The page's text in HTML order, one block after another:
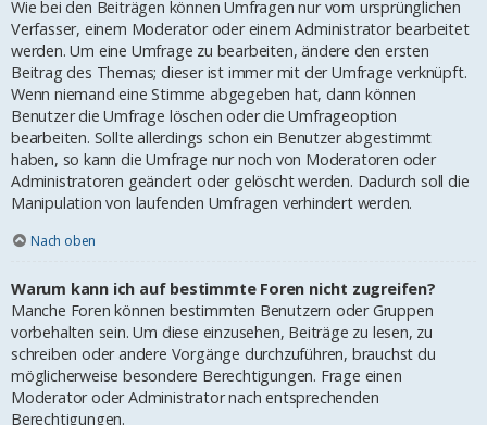
Wie bei den Beiträgen können Umfragen nur vom ursprünglichen
Verfasser, einem Moderator oder einem Administrator bearbeitet
werden. Um eine Umfrage zu bearbeiten, ändere den ersten
Beitrag des Themas; dieser ist immer mit der Umfrage verknüpft.
Wenn niemand eine Stimme abgegeben hat, dann können
Benutzer die Umfrage löschen oder die Umfrageoption
bearbeiten. Sollte allerdings schon ein Benutzer abgestimmt
haben, so kann die Umfrage nur noch von Moderatoren oder
Administratoren geändert oder gelöscht werden. Dadurch soll die
Manipulation von laufenden Umfragen verhindert werden.
Nach oben
Warum kann ich auf bestimmte Foren nicht zugreifen?
Manche Foren können bestimmten Benutzern oder Gruppen
vorbehalten sein. Um diese einzusehen, Beiträge zu lesen, zu
schreiben oder andere Vorgänge durchzuführen, brauchst du
möglicherweise besondere Berechtigungen. Frage einen
Moderator oder Administrator nach entsprechenden
Berechtigungen.